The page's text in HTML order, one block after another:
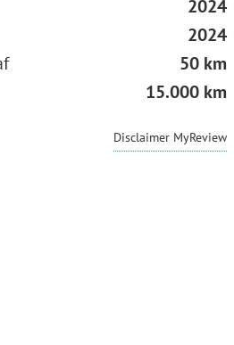
2024
2024
50 km
15.000 km
Disclaimer MyReview